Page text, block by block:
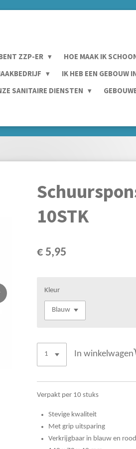
ZZP-ER
HOE MAAK IK
IK HEB EEN GEBOUW
SANITAIRE DIENSTEN
10STK
€ 5,95
Kleur
In winkelwagen
Verpakt per 10 stuks
Stevige kwaliteit
Met grip uitsparing
Verkrijgbaar in blauw en rood